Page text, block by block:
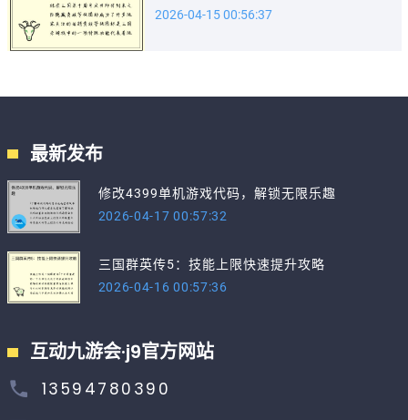
2026-04-15 00:56:37
最新发布
修改4399单机游戏代码，解锁无限乐趣
2026-04-17 00:57:32
三国群英传5：技能上限快速提升攻略
2026-04-16 00:57:36
互动九游会·j9官方网站
13594780390